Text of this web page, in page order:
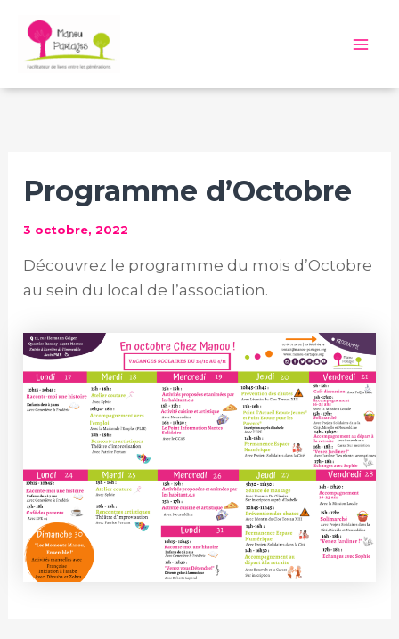
contenu
Programme d’Octobre
3 octobre, 2022
Découvrez le programme du mois d’Octobre
au sein du local de l’association.